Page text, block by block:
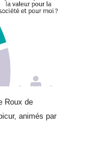
Roux de
animés par